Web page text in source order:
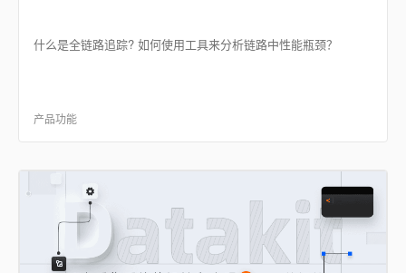
什么是全链路追踪? 如何使用工具来分析链路中性能瓶颈？
产品功能